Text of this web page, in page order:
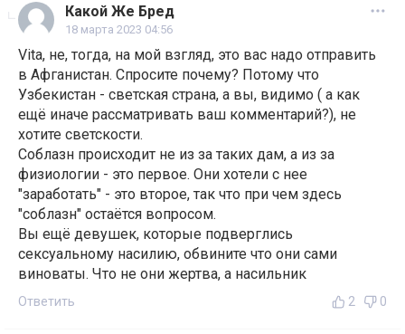
Какой Же Бред
18 марта 2023 04:56
Vita, не, тогда, на мой взгляд, это вас надо отправить
в Афганистан. Спросите почему? Потому что
Узбекистан - светская страна, а вы, видимо ( а как
ещё иначе рассматривать ваш комментарий?), не
хотите светскости.
Соблазн происходит не из за таких дам, а из за
физиологии - это первое. Они хотели с нее
"заработать" - это второе, так что при чем здесь
"соблазн" остаётся вопросом.
Вы ещё девушек, которые подверглись
сексуальному насилию, обвините что они сами
виноваты. Что не они жертва, а насильник
Ответить 2 0